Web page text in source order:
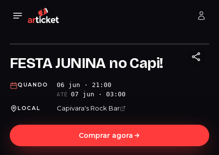
FESTA JUNINA no Capi!
QUANDO 06 jun · 21:00
ATÉ 07 jun · 03:00
LOCAL Capivara's Rock Bar
Comprar agora